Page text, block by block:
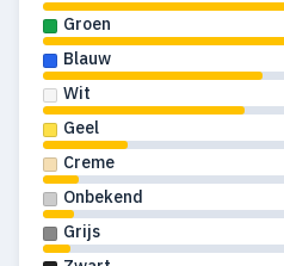
Groen
Blauw
Wit
Geel
Creme
Onbekend
Grijs